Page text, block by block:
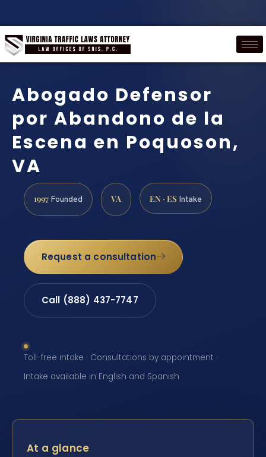
Abogado Defensor
por Abandono de la
Escena en Poquoson,
VA
1997 Founded VA EN · ES Intake
Request a consultation
Call (888) 437-7747
Toll-free intake · Consultations by appointment ·
Intake available in English and Spanish
At a glance